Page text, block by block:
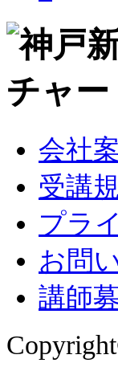
会社
受講
プラ
お問
講師